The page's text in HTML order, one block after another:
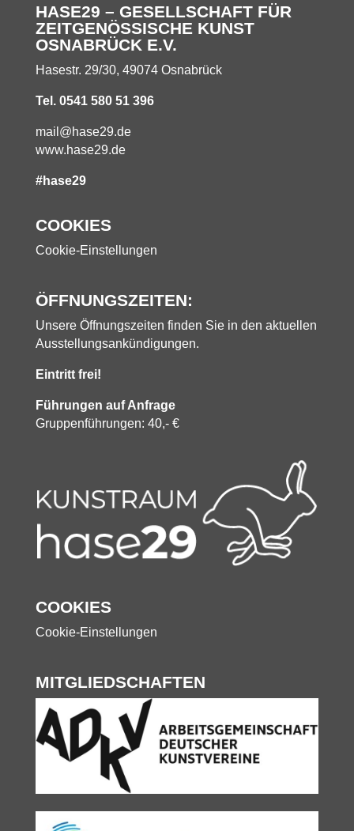
HASE29 – GESELLSCHAFT FÜR
ZEITGENÖSSISCHE KUNST
OSNABRÜCK E.V.
Hasestr. 29/30, 49074 Osnabrück
Tel. 0541 580 51 396
mail@hase29.de
www.hase29.de
#hase29
COOKIES
Cookie-Einstellungen
ÖFFNUNGSZEITEN:
Unsere Öffnungszeiten finden Sie in den aktuellen
Ausstellungsankündigungen.
Eintritt frei!
Führungen auf Anfrage
Gruppenführungen: 40,- €
COOKIES
Cookie-Einstellungen
MITGLIEDSCHAFTEN